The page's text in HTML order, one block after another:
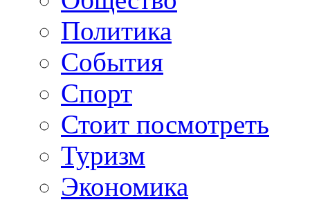
Политика
События
Спорт
Стоит посмотреть
Туризм
Экономика